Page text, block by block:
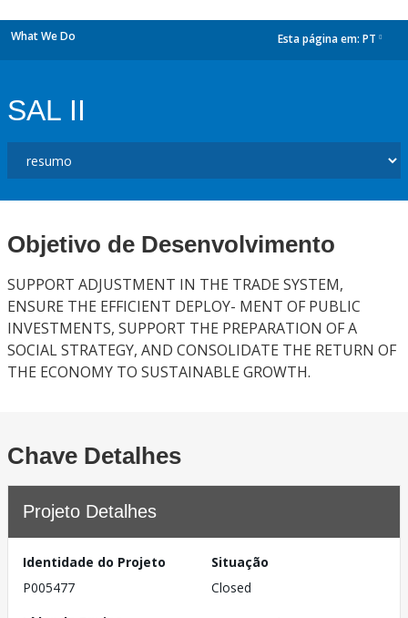
What We Do Esta página em: PT
SAL II
Objetivo de Desenvolvimento
SUPPORT ADJUSTMENT IN THE TRADE SYSTEM,
ENSURE THE EFFICIENT DEPLOY- MENT OF PUBLIC
INVESTMENTS, SUPPORT THE PREPARATION OF A
SOCIAL STRATEGY, AND CONSOLIDATE THE RETURN OF
THE ECONOMY TO SUSTAINABLE GROWTH.
Chave Detalhes
Projeto Detalhes
Identidade do Projeto
P005477
Situação
Closed